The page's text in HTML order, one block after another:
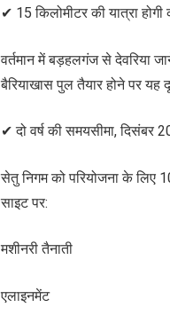
✔ 15 किलोमीटर की यात्रा
वर्तमान में बड़हलगंज से देवरिया
बैरियाखास पुल तैयार होने पर
✔ दो वर्ष की समयसीमा, दिसंबर
सेतु निगम को परियोजना के लिए
साइट पर:
मशीनरी तैनाती
एलाइनमेंट